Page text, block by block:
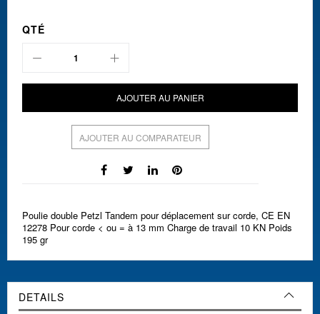
QTÉ
AJOUTER AU PANIER
AJOUTER AU COMPARATEUR
Poulie double Petzl Tandem pour déplacement sur corde, CE EN
12278 Pour corde < ou = à 13 mm Charge de travail 10 KN Poids
195 gr
DETAILS